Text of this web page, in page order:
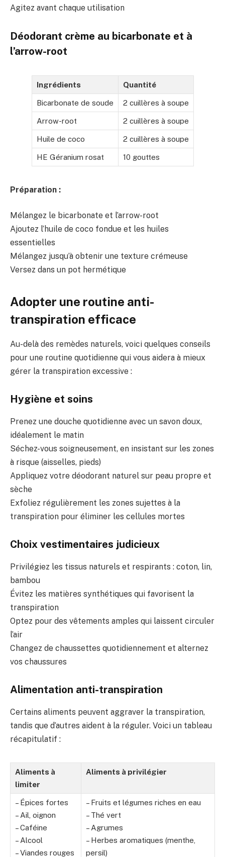
Agitez avant chaque utilisation
Déodorant crème au bicarbonate et à
l’arrow-root
Ingrédients Quantité
Bicarbonate de soude 2 cuillères à soupe
Arrow-root 2 cuillères à soupe
Huile de coco 2 cuillères à soupe
HE Géranium rosat 10 gouttes
Préparation :
Mélangez le bicarbonate et l’arrow-root
Ajoutez l’huile de coco fondue et les huiles
essentielles
Mélangez jusqu’à obtenir une texture crémeuse
Versez dans un pot hermétique
Adopter une routine anti-
transpiration efficace
Au-delà des remèdes naturels, voici quelques conseils
pour une routine quotidienne qui vous aidera à mieux
gérer la transpiration excessive :
Hygiène et soins
Prenez une douche quotidienne avec un savon doux,
idéalement le matin
Séchez-vous soigneusement, en insistant sur les zones
à risque (aisselles, pieds)
Appliquez votre déodorant naturel sur peau propre et
sèche
Exfoliez régulièrement les zones sujettes à la
transpiration pour éliminer les cellules mortes
Choix vestimentaires judicieux
Privilégiez les tissus naturels et respirants : coton, lin,
bambou
Évitez les matières synthétiques qui favorisent la
transpiration
Optez pour des vêtements amples qui laissent circuler
l’air
Changez de chaussettes quotidiennement et alternez
vos chaussures
Alimentation anti-transpiration
Certains aliments peuvent aggraver la transpiration,
tandis que d’autres aident à la réguler. Voici un tableau
récapitulatif :
Aliments à
limiter
Aliments à privilégier
– Épices fortes
– Ail, oignon
– Caféine
– Alcool
– Viandes rouges
– Fruits et légumes riches en eau
– Thé vert
– Agrumes
– Herbes aromatiques (menthe,
persil)